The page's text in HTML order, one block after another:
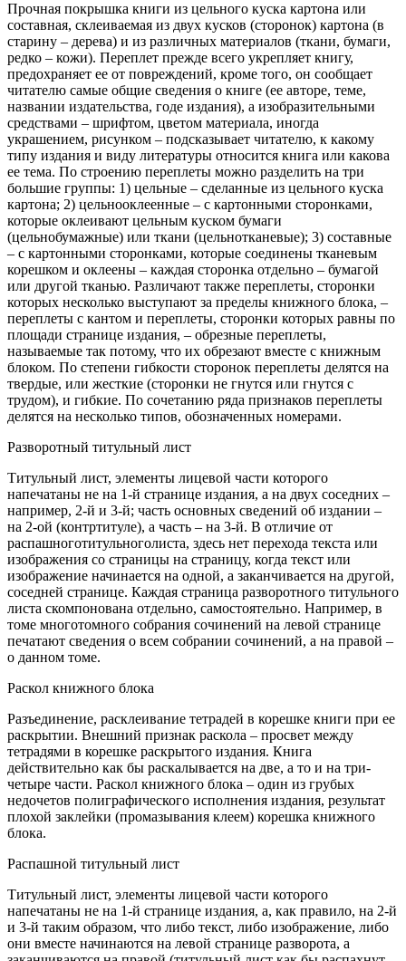
Прочная покрышка книги из цельного куска картона или
составная, склеиваемая из двух кусков (сторонок) картона (в
старину – дерева) и из различных материалов (ткани, бумаги,
редко – кожи). Переплет прежде всего укрепляет книгу,
предохраняет ее от повреждений, кроме того, он сообщает
читателю самые общие сведения о книге (ее авторе, теме,
названии издательства, годе издания), а изобразительными
средствами – шрифтом, цветом материала, иногда
украшением, рисунком – подсказывает читателю, к какому
типу издания и виду литературы относится книга или какова
ее тема. По строению переплеты можно разделить на три
большие группы: 1) цельные – сделанные из цельного куска
картона; 2) цельнооклеенные – с картонными сторонками,
которые оклеивают цельным куском бумаги
(цельнобумажные) или ткани (цельнотканевые); 3) составные
– с картонными сторонками, которые соединены тканевым
корешком и оклеены – каждая сторонка отдельно – бумагой
или другой тканью. Различают также переплеты, сторонки
которых несколько выступают за пределы книжного блока, –
переплеты с кантом и переплеты, сторонки которых равны по
площади странице издания, – обрезные переплеты,
называемые так потому, что их обрезают вместе с книжным
блоком. По степени гибкости сторонок переплеты делятся на
твердые, или жесткие (сторонки не гнутся или гнутся с
трудом), и гибкие. По сочетанию ряда признаков переплеты
делятся на несколько типов, обозначенных номерами.
Разворотный титульный лист
Титульный лист, элементы лицевой части которого
напечатаны не на 1-й странице издания, а на двух соседних –
например, 2-й и 3-й; часть основных сведений об издании –
на 2-ой (контртитуле), а часть – на 3-й. В отличие от
распашноготитульноголиста, здесь нет перехода текста или
изображения со страницы на страницу, когда текст или
изображение начинается на одной, а заканчивается на другой,
соседней странице. Каждая страница разворотного титульного
листа скомпонована отдельно, самостоятельно. Например, в
томе многотомного собрания сочинений на левой странице
печатают сведения о всем собрании сочинений, а на правой –
о данном томе.
Раскол книжного блока
Разъединение, расклеивание тетрадей в корешке книги при ее
раскрытии. Внешний признак раскола – просвет между
тетрадями в корешке раскрытого издания. Книга
действительно как бы раскалывается на две, а то и на три-
четыре части. Раскол книжного блока – один из грубых
недочетов полиграфического исполнения издания, результат
плохой заклейки (промазывания клеем) корешка книжного
блока.
Распашной титульный лист
Титульный лист, элементы лицевой части которого
напечатаны не на 1-й странице издания, а, как правило, на 2-й
и 3-й таким образом, что либо текст, либо изображение, либо
они вместе начинаются на левой странице разворота, а